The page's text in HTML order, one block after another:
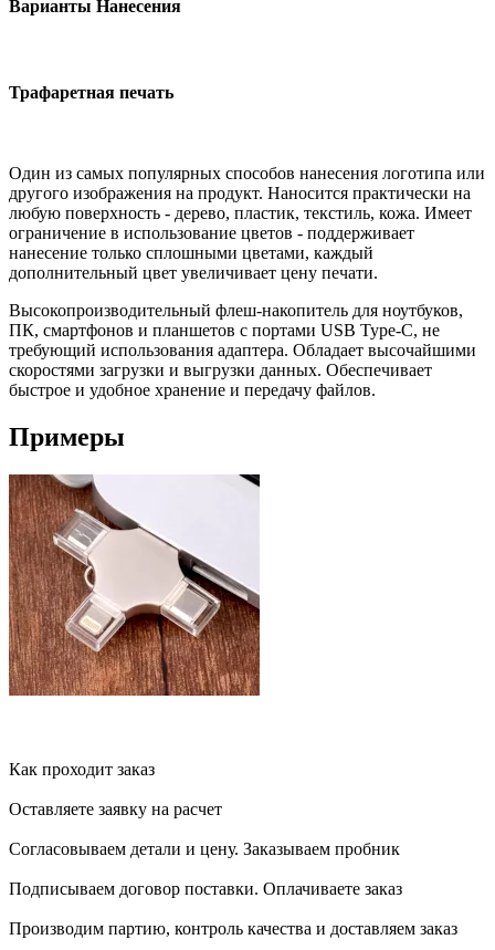
Варианты Нанесения
Трафаретная печать
Один из самых популярных способов нанесения логотипа или
другого изображения на продукт. Наносится практически на
любую поверхность - дерево, пластик, текстиль, кожа. Имеет
ограничение в использование цветов - поддерживает
нанесение только сплошными цветами, каждый
дополнительный цвет увеличивает цену печати.
Высокопроизводительный флеш-накопитель для ноутбуков,
ПК, смартфонов и планшетов с портами USB Type-C, не
требующий использования адаптера. Обладает высочайшими
скоростями загрузки и выгрузки данных. Обеспечивает
быстрое и удобное хранение и передачу файлов.
Примеры
Как проходит заказ
Оставляете заявку на расчет
Согласовываем детали и цену. Заказываем пробник
Подписываем договор поставки. Оплачиваете заказ
Производим партию, контроль качества и доставляем заказ